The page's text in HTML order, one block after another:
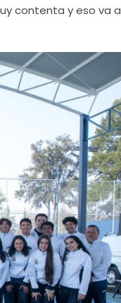
contenta y eso va a